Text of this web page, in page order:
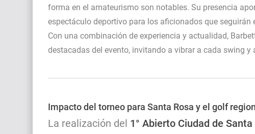
forma en el amateurismo son notables. Su presencia
espectáculo deportivo para los aficionados que seguirán
Con una combinación de experiencia y actualidad,
destacadas del evento, invitando a vibrar a cada swing
Impacto del torneo para Santa Rosa y el golf
La realización del 1° Abierto Ciudad de Santa